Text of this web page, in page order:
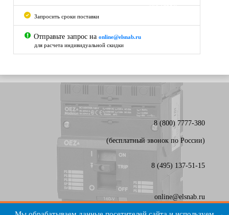
поставки
Запросить сроки поставки
Отправьте запрос на online@elsnab.ru
для расчета индивидуальной скидки
8 (800) 7777-380
(бесплатный звонок по России)
8 (495) 137-51-15
online@elsnab.ru